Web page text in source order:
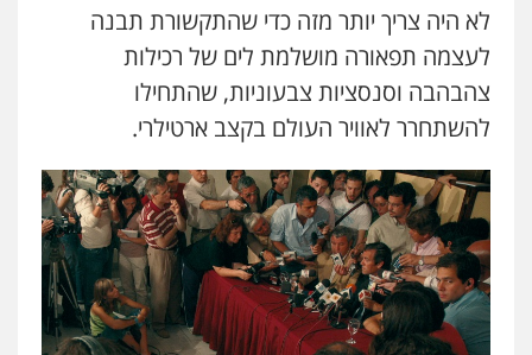
לא היה צריך יותר מזה כדי שהתקשורת תבנה
לעצמה תפאורה מושלמת לים של רכילות
צהבהבה וסנסציות צבעוניות, שהתחילו
להשתחרר לאוויר העולם בקצב ארטילרי.